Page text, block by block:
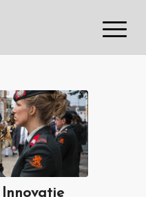
Innovatie